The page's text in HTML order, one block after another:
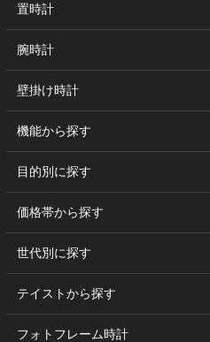
置時計
腕時計
壁掛け時計
機能から探す
目的別に探す
価格帯から探す
世代別に探す
テイストから探す
フォトフレーム時計